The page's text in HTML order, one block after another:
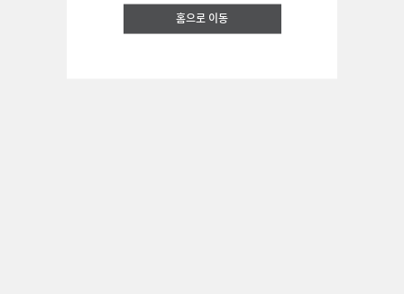
홈으로 이동